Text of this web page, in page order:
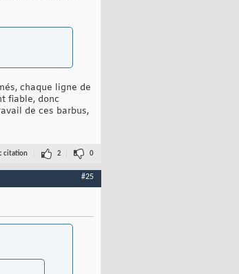
chaque ligne de
fiable, donc
de ces barbus,
citation 2 0
#25